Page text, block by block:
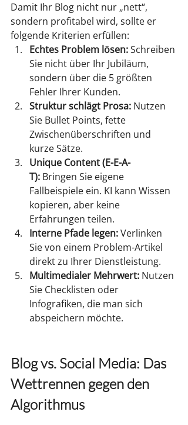
Damit Ihr Blog nicht nur „nett“,
sondern profitabel wird, sollte er
folgende Kriterien erfüllen:
Echtes Problem lösen: Schreiben
Sie nicht über Ihr Jubiläum,
sondern über die 5 größten
Fehler Ihrer Kunden.
Struktur schlägt Prosa: Nutzen
Sie Bullet Points, fette
Zwischenüberschriften und
kurze Sätze.
Unique Content (E-E-A-
T): Bringen Sie eigene
Fallbeispiele ein. KI kann Wissen
kopieren, aber keine
Erfahrungen teilen.
Interne Pfade legen: Verlinken
Sie von einem Problem-Artikel
direkt zu Ihrer Dienstleistung.
Multimedialer Mehrwert: Nutzen
Sie Checklisten oder
Infografiken, die man sich
abspeichern möchte.
Blog vs. Social Media: Das
Wettrennen gegen den
Algorithmus